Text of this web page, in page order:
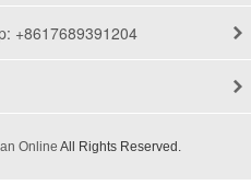
+8617689391204
Online All Rights Reserved.